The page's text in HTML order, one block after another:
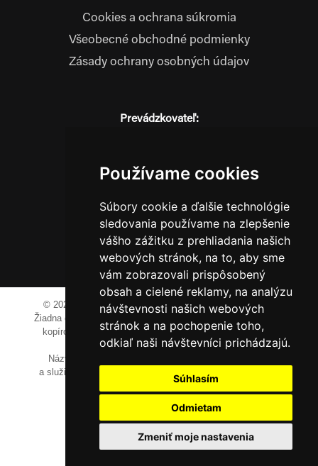
Používame cookies
Súbory cookie a ďalšie technológie
sledovania používame na zlepšenie
vášho zážitku z prehliadania našich
webových stránok, na to, aby sme
vám zobrazovali prispôsobený
obsah a cielené reklamy, na analýzu
návštevnosti našich webových
stránok a na pochopenie toho,
odkiaľ naši návštevníci prichádzajú.
Súhlasím
Odmietam
Zmeniť moje nastavenia
Cookies a ochrana súkromia
Všeobecné obchodné podmienky
Zásady ochrany osobných údajov
Prevádzkovateľ:
014 01 Bytča
DIČ: 2121076738
0911 955 646
© 2023-2024 JM Media, s.r.o. Všetky práva vyhradené.
Žiadna časť tohto portálu ak nie je uvedené inak, nesmie byť
kopírovaná, alebo prezentovaná bez výslovného súhlasu
prevádzkovateľa.
Názvy spoločností, firiem a prezentovaných výrobkov
a služieb môžu byť registrovanými obchodnými známkami
ich vlastníkov.